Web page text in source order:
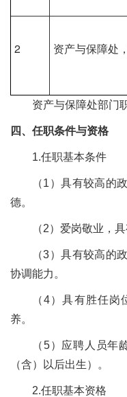
2 资产与保障处
资产与保障处部门
四、任职条件与资格
1.任职基本条件
（1）具有较高的
德。
（2）爱岗敬业，
（3）具有较高的
协调能力。
（4）具有胜任岗
养。
（5）应聘人员年
（含）以后出生）。
2.任职基本资格